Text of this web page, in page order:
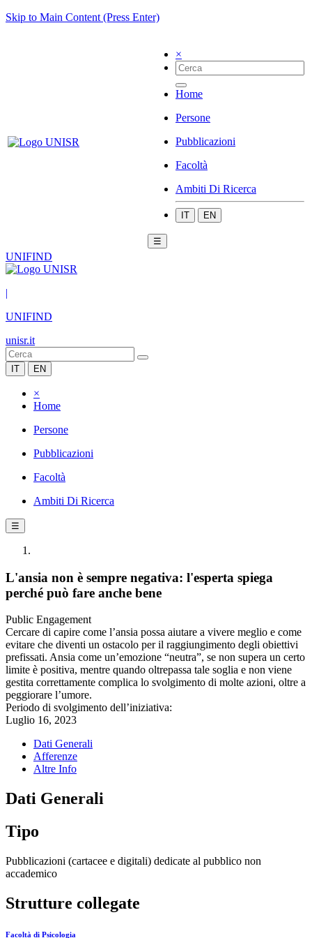
Skip to Main Content (Press Enter)
×
Home
Persone
Pubblicazioni
Facoltà
Ambiti Di Ricerca
IT EN
☰
UNIFIND
|
UNIFIND
unisr.it
IT EN
×
Home
Persone
Pubblicazioni
Facoltà
Ambiti Di Ricerca
☰
L'ansia non è sempre negativa: l'esperta spiega
perché può fare anche bene
Public Engagement
Cercare di capire come l’ansia possa aiutare a vivere meglio e come
evitare che diventi un ostacolo per il raggiungimento degli obiettivi
prefissati. Ansia come un’emozione “neutra”, se non supera un certo
limite è positiva, mentre quando oltrepassa tale soglia e non viene
gestita correttamente complica lo svolgimento di molte azioni, oltre a
peggiorare l’umore.
Periodo di svolgimento dell’iniziativa:
Luglio 16, 2023
Dati Generali
Afferenze
Altre Info
Dati Generali
Tipo
Pubblicazioni (cartacee e digitali) dedicate al pubblico non
accademico
Strutture collegate
Facoltà di Psicologia